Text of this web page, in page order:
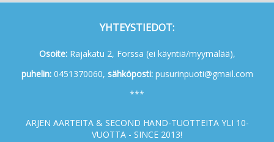
YHTEYSTIEDOT:
Osoite:Rajakatu 2, Forssa (ei käyntiä/myymälää),
puhelin:0451370060, sähköposti:pusurinpuoti@gmail.com
***
ARJEN AARTEITA & SECOND HAND-TUOTTEITA YLI 10-
VUOTTA - SINCE 2013!